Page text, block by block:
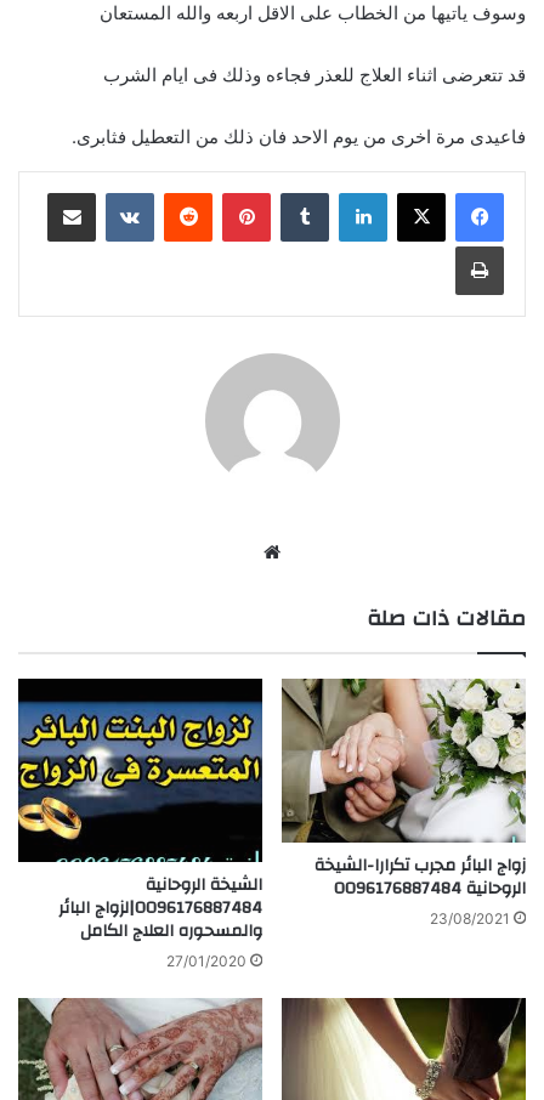
وسوف ياتيها من الخطاب على الاقل اربعه والله المستعان
قد تتعرضى اثناء العلاج للعذر فجاءه وذلك فى ايام الشرب
فاعيدى مرة اخرى من يوم الاحد فان ذلك من التعطيل فثابرى.
لينكدإن بينتيريست
مقالات ذات صلة
زواج البائر مجرب تكرارا-الشيخة
الروحانية 0096176887484
23/08/2021
الشيخة الروحانية
0096176887484|لزواج البائر
والمسحوره العلاج الكامل
27/01/2020